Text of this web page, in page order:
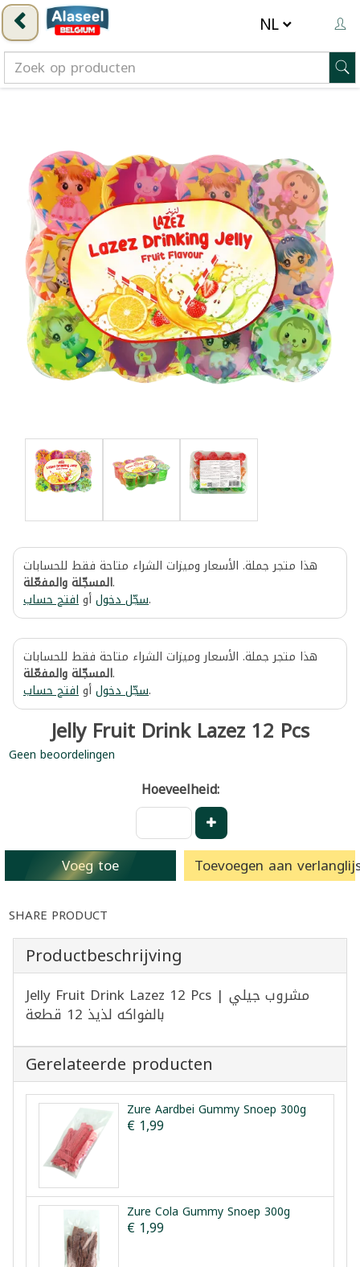
هذا متجر جملة. الأسعار وميزات الشراء متاحة فقط للحسابات
المسجّلة والمفعّلة.
سجّل دخولأوافتح حساب .
هذا متجر جملة. الأسعار وميزات الشراء متاحة فقط للحسابات
المسجّلة والمفعّلة.
سجّل دخولأوافتح حساب .
Jelly Fruit Drink Lazez 12 Pcs
Geen beoordelingen
Hoeveelheid:
Voeg toe Toevoegen aan
SHARE PRODUCT
Productbeschrijving
Jelly Fruit Drink Lazez 12 Pcs | مشروب جيلي
بالفواكه لذيذ 12 قطعة
Gerelateerde producten
Zure Aardbei Gummy Snoep 300g
€ 1,99
Zure Cola Gummy Snoep 300g
€ 1,99